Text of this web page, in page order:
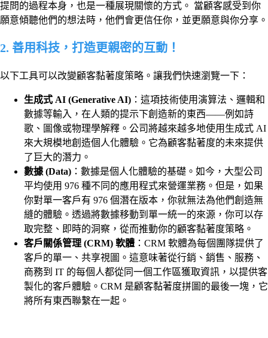
提問的過程本身，也是一種展現關懷的方式。 當顧客感受到你
願意傾聽他們的想法時，他們會更信任你，並更願意與你分享。
2. 善用科技，打造更親密的互動！
以下工具可以改變顧客黏著度策略。讓我們快速瀏覽一下：
生成式 AI (Generative AI) ：這項技術使用演算法、邏輯和
數據等輸入，在人類的提示下創造新的東西——例如詩
歌、圖像或物理學解釋。公司將越來越多地使用生成式 AI
來大規模地創造個人化體驗。它為顧客黏著度的未來提供
了巨大的潛力。
數據 (Data) ：數據是個人化體驗的基礎。如今，大型公司
平均使用 976 種不同的應用程式來營運業務。但是，如果
你對單一客戶有 976 個潛在版本，你就無法為他們創造無
縫的體驗。透過將數據移動到單一統一的來源，你可以存
取完整、即時的洞察，從而推動你的顧客黏著度策略。
客戶關係管理 (CRM) 軟體 ：CRM 軟體為每個團隊提供了
客戶的單一、共享視圖。這意味著從行銷、銷售、服務、
商務到 IT 的每個人都從同一個工作區獲取資訊，以提供客
製化的客戶體驗。CRM 是顧客黏著度拼圖的最後一塊，它
將所有東西聯繫在一起。